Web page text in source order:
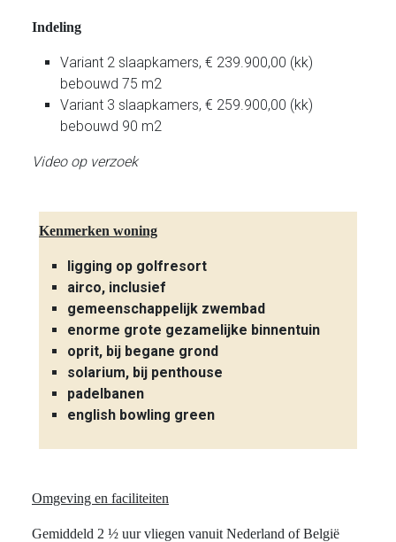
Indeling
Variant 2 slaapkamers, € 239.900,00 (kk)
bebouwd 75 m2
Variant 3 slaapkamers, € 259.900,00 (kk)
bebouwd 90 m2
Video op verzoek
Kenmerken woning
ligging op golfresort
airco, inclusief
gemeenschappelijk zwembad
enorme grote gezamelijke binnentuin
oprit, bij begane grond
solarium, bij penthouse
padelbanen
english bowling green
Omgeving en faciliteiten
Gemiddeld 2 ½ uur vliegen vanuit Nederland of België